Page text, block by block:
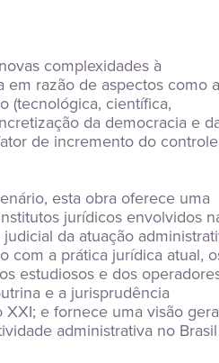
complexidades à
em razão de aspectos como a
(tecnológica, científica,
da democracia e
de incremento do controle
esta obra oferece uma
jurídicos envolvidos
da atuação
com a prática jurídica atual,
estudiosos e dos
e a jurisprudência
e fornece uma visão
administrativa no